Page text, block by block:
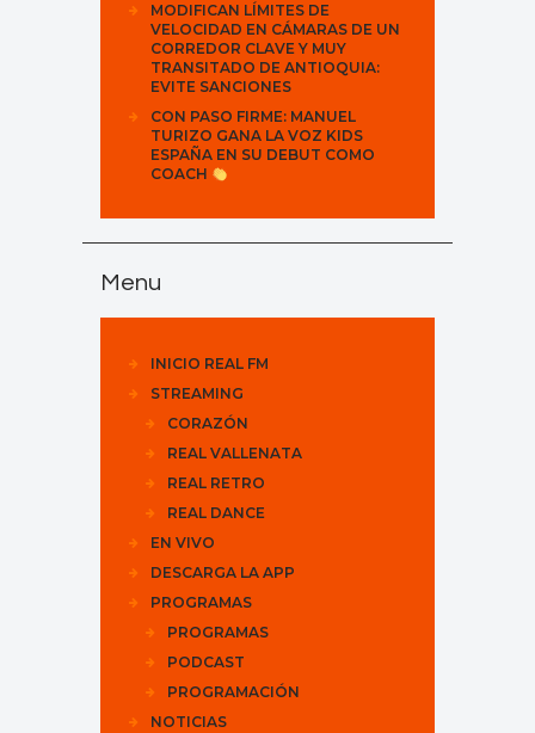
MODIFICAN LÍMITES DE
VELOCIDAD EN CÁMARAS DE UN
CORREDOR CLAVE Y MUY
TRANSITADO DE ANTIOQUIA:
EVITE SANCIONES
CON PASO FIRME: MANUEL
TURIZO GANA LA VOZ KIDS
ESPAÑA EN SU DEBUT COMO
COACH
Menu
INICIO REAL FM
STREAMING
CORAZÓN
REAL VALLENATA
REAL RETRO
REAL DANCE
EN VIVO
DESCARGA LA APP
PROGRAMAS
PROGRAMAS
PODCAST
PROGRAMACIÓN
NOTICIAS